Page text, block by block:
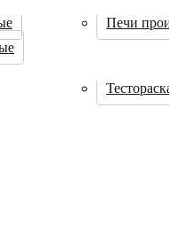
Печи